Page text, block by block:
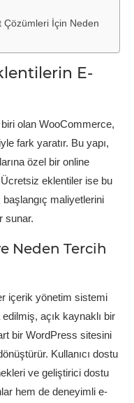
İçin Neden
E-
olan WooCommerce,
fark yaratır. Bu yapı,
özel bir online
eklentiler ise bu
maliyetlerini
sunar.
Neden Tercih
içerik yönetim sistemi
açık kaynaklı bir
bir WordPress sitesini
Kullanıcı dostu
ve geliştirici dostu
hem de deneyimli e-